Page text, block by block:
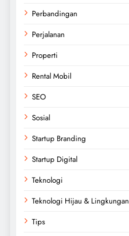
Perbandingan
Perjalanan
Properti
Rental Mobil
SEO
Sosial
Startup Branding
Startup Digital
Teknologi
Teknologi Hijau & Lingkungan
Tips